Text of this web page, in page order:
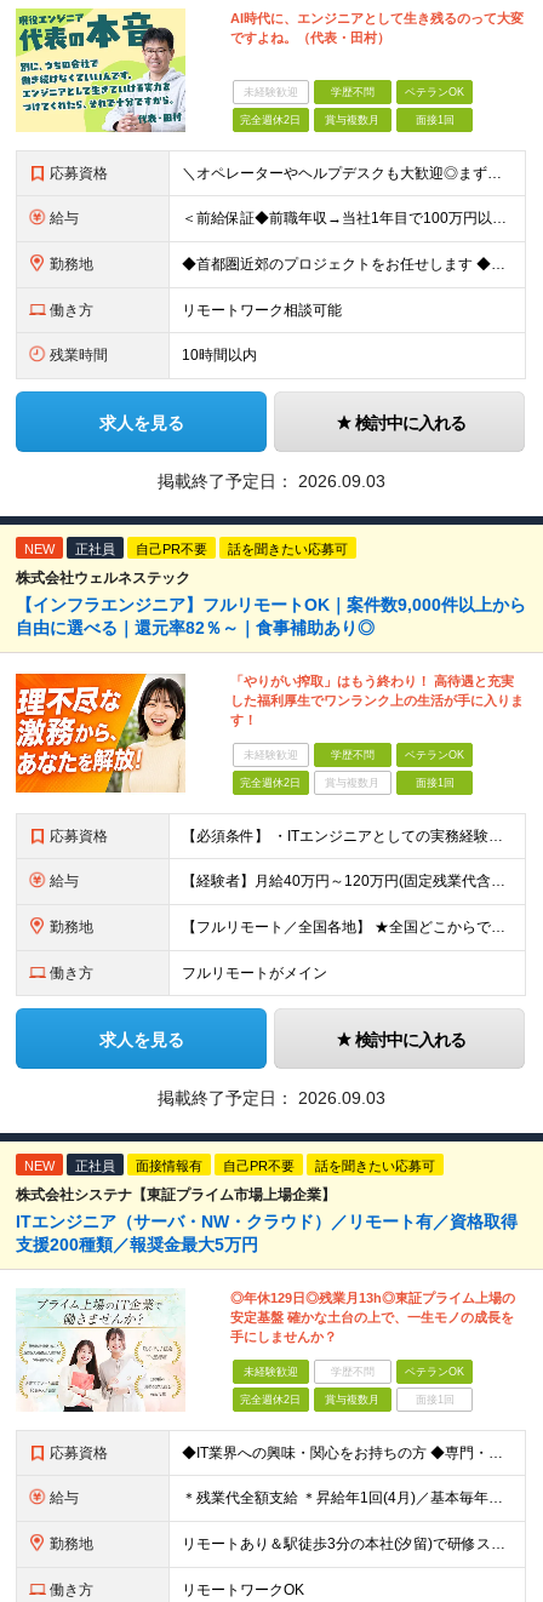
AI時代に、エンジニアとして生き残るのって大変
ですよね。（代表・田村）
未経験歓迎 学歴不問 ベテランOK
完全週休2日 賞与複数月 面接1回
応募資格 ＼オペレーターやヘルプデスクも大歓迎◎まずはご応募ください／ ◆学歴不問 ◆IT業界での勤務経験がある方（職種・年数不問） ┗例：オペレーター、ヘルプデスク、開発からインフラ領域へのシフト、スク
給与 ＜前給保証◆前職年収→当社1年目で100万円以上アップ実績あり◆基本的に全員毎年昇給＞ 月給45万円（固定残業代：30時間分/85,470円）※PM/PL/PMO経験2年以上 月給36万円（固定残業
勤務地 ◆首都圏近郊のプロジェクトをお任せします ◆転勤なし ◆自社オフィスで働ける案件もございます 【本社】 東京都中央区日本橋小伝馬町1-1 日本橋末広ビル6階 ※変更の範囲：上記を除く当社関連勤務地
働き方 リモートワーク相談可能
残業時間 10時間以内
求人を見る 検討中に入れる
掲載終了予定日： 2026.09.03
NEW 正社員 自己PR不要 話を聞きたい応募可
株式会社ウェルネステック
【インフラエンジニア】フルリモートOK｜案件数9,000件以上から
自由に選べる｜還元率82％～｜食事補助あり◎
「やりがい搾取」はもう終わり！ 高待遇と充実
した福利厚生でワンランク上の生活が手に入りま
す！
未経験歓迎 学歴不問 ベテランOK
完全週休2日 賞与複数月 面接1回
応募資格 【必須条件】 ・ITエンジニアとしての実務経験が1年以上ある方 ※開発・インフラ・運用保守など分野・フェーズは不問！ ※学歴不問 【歓迎条件】 ・基本設計、詳細設計などの経験がある方 ・AWS, G
給与 【経験者】月給40万円～120万円(固定残業代含む)+各種手当 ※月給には、みなし残業手当(月30時間／5万8,000円～15万7,000円)を含みます ※上記を超える時間外労働分は追加で支給します
勤務地 【フルリモート／全国各地】 ★全国どこからでも参画可能！フルリモート案件も多数！ ※プロジェクトは100%選択制。あなたの希望を最優先します。 ※フルリモート、ハイブリッド、常駐案件から自由に選択可能
働き方 フルリモートがメイン
求人を見る 検討中に入れる
掲載終了予定日： 2026.09.03
NEW 正社員 面接情報有 自己PR不要 話を聞きたい応募可
株式会社システナ【東証プライム市場上場企業】
ITエンジニア（サーバ・NW・クラウド）／リモート有／資格取得
支援200種類／報奨金最大5万円
◎年休129日◎残業月13h◎東証プライム上場の
安定基盤 確かな土台の上で、一生モノの成長を
手にしませんか？
未経験歓迎 学歴不問 ベテランOK
完全週休2日 賞与複数月 面接1回
応募資格 ◆IT業界への興味・関心をお持ちの方 ◆専門・短大卒以上※ ※ヘルプデスクやカスタマーサポート ※エンジニア以外の経験をお持ちの方 1年未満の経験でもOKです！
給与 ＊残業代全額支給 ＊昇給年1回(4月)／基本毎年昇給 ＊賞与年2回(6月・12月)／3ヶ月分支給実績あり ＊交通費支給(月5万円まで) -------------------- ◆社員の年収例 年収4
勤務地 リモートあり＆駅徒歩3分の本社(汐留)で研修スタート！ 【システナ東京本社】 東京都港区海岸1-2-20 汐留ビルディング14F・16F ◆リモートワーク・フルリモートのお仕事もあり ◆お住まいの地
働き方 リモートワークOK